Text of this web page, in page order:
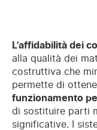
L’affidabilità dei
alla qualità dei
costruttiva che
permette di
funzionamento
di sostituire parti
significative. I